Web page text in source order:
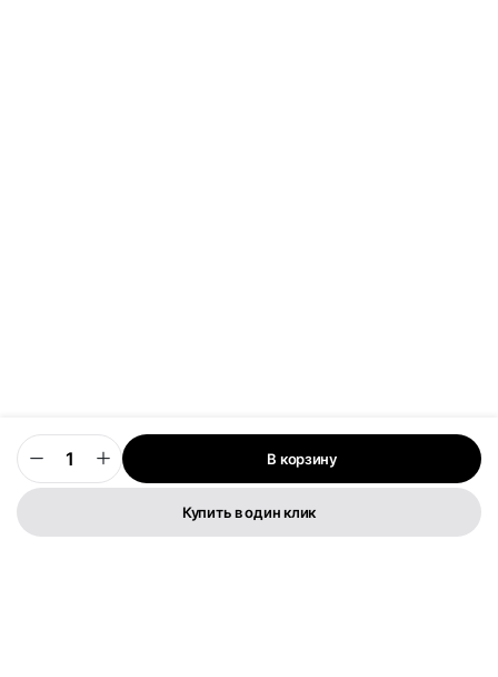
В корзину
Купить в один клик